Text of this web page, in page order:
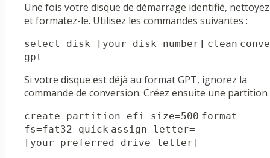
Une fois votre disque de démarrage identifié,
et formatez-le. Utilisez les commandes suivantes :
select disk [your_disk_number] clean
gpt
Si votre disque est déjà au format GPT, ignorez la
commande de conversion. Créez ensuite une partition
create partition efi size=500 format
fs=fat32 quick assign letter=
[your_preferred_drive_letter]